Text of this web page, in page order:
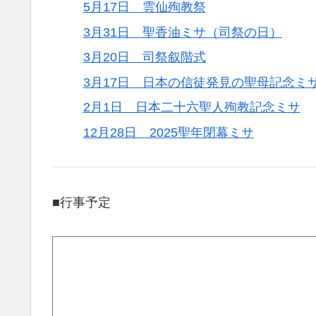
5月17日 雲仙殉教祭
3月31日 聖香油ミサ（司祭の日）
3月20日 司祭叙階式
3月17日 日本の信徒発見の聖母記念ミ
2月1日 日本二十六聖人殉教記念ミサ
12月28日 2025聖年閉幕ミサ
■行事予定